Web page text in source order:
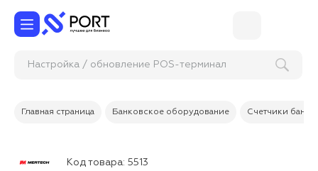
Настройка / обновление POS-те
Главная страница Банковское оборудование Счетчики
Код товара: 5513